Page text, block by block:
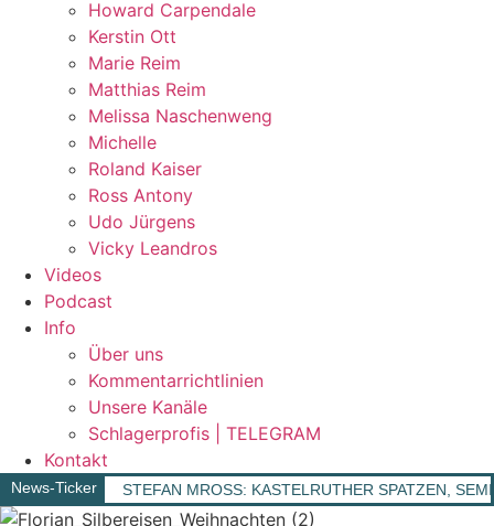
Howard Carpendale
Kerstin Ott
Marie Reim
Matthias Reim
Melissa Naschenweng
Michelle
Roland Kaiser
Ross Antony
Udo Jürgens
Vicky Leandros
Videos
Podcast
Info
Über uns
Kommentarrichtlinien
Unsere Kanäle
Schlagerprofis | TELEGRAM
Kontakt
News-Ticker STEFAN MROSS: KASTELRUTHER SPATZEN,